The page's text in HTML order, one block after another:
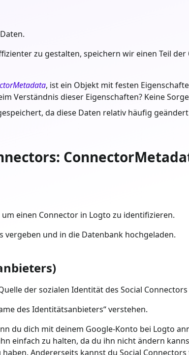
zu gestalten, speichern wir einen Teil
, ist ein Objekt mit festen
Verständnis dieser Eigenschaften? Keine
da diese Daten relativ häufig
einen Connector in Logto zu identifizieren.
vergeben und in die Datenbank hochgeladen.
der sozialen Identität des Social
des Identitätsanbieters“ verstehen.
du dich mit deinem Google-Konto bei Logto
einfach zu halten, da du ihn nicht ändern
Andererseits kannst du Social